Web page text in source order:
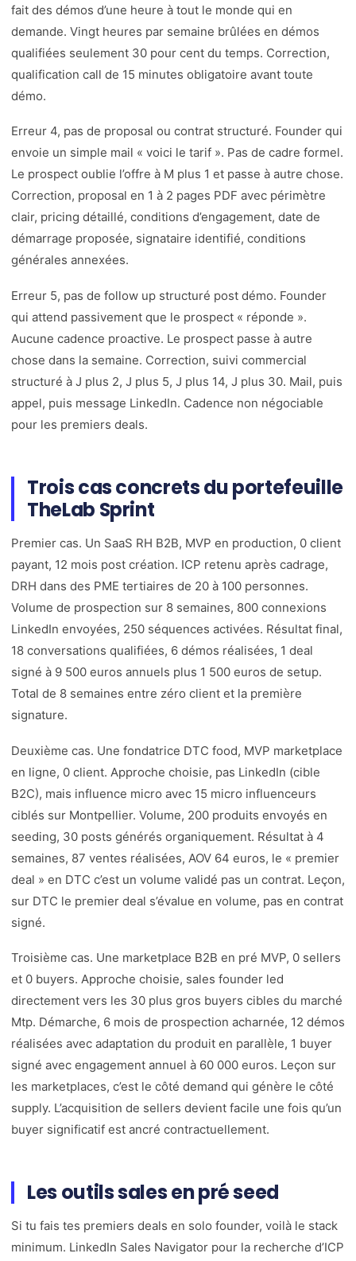
fait des démos d’une heure à tout le monde qui en
demande. Vingt heures par semaine brûlées en démos
qualifiées seulement 30 pour cent du temps. Correction,
qualification call de 15 minutes obligatoire avant toute
démo.
Erreur 4, pas de proposal ou contrat structuré. Founder qui
envoie un simple mail « voici le tarif ». Pas de cadre formel.
Le prospect oublie l’offre à M plus 1 et passe à autre chose.
Correction, proposal en 1 à 2 pages PDF avec périmètre
clair, pricing détaillé, conditions d’engagement, date de
démarrage proposée, signataire identifié, conditions
générales annexées.
Erreur 5, pas de follow up structuré post démo. Founder
qui attend passivement que le prospect « réponde ».
Aucune cadence proactive. Le prospect passe à autre
chose dans la semaine. Correction, suivi commercial
structuré à J plus 2, J plus 5, J plus 14, J plus 30. Mail, puis
appel, puis message LinkedIn. Cadence non négociable
pour les premiers deals.
Trois cas concrets du portefeuille
TheLab Sprint
Premier cas. Un SaaS RH B2B, MVP en production, 0 client
payant, 12 mois post création. ICP retenu après cadrage,
DRH dans des PME tertiaires de 20 à 100 personnes.
Volume de prospection sur 8 semaines, 800 connexions
LinkedIn envoyées, 250 séquences activées. Résultat final,
18 conversations qualifiées, 6 démos réalisées, 1 deal
signé à 9 500 euros annuels plus 1 500 euros de setup.
Total de 8 semaines entre zéro client et la première
signature.
Deuxième cas. Une fondatrice DTC food, MVP marketplace
en ligne, 0 client. Approche choisie, pas LinkedIn (cible
B2C), mais influence micro avec 15 micro influenceurs
ciblés sur Montpellier. Volume, 200 produits envoyés en
seeding, 30 posts générés organiquement. Résultat à 4
semaines, 87 ventes réalisées, AOV 64 euros, le « premier
deal » en DTC c’est un volume validé pas un contrat. Leçon,
sur DTC le premier deal s’évalue en volume, pas en contrat
signé.
Troisième cas. Une marketplace B2B en pré MVP, 0 sellers
et 0 buyers. Approche choisie, sales founder led
directement vers les 30 plus gros buyers cibles du marché
Mtp. Démarche, 6 mois de prospection acharnée, 12 démos
réalisées avec adaptation du produit en parallèle, 1 buyer
signé avec engagement annuel à 60 000 euros. Leçon sur
les marketplaces, c’est le côté demand qui génère le côté
supply. L’acquisition de sellers devient facile une fois qu’un
buyer significatif est ancré contractuellement.
Les outils sales en pré seed
Si tu fais tes premiers deals en solo founder, voilà le stack
minimum. LinkedIn Sales Navigator pour la recherche d’ICP